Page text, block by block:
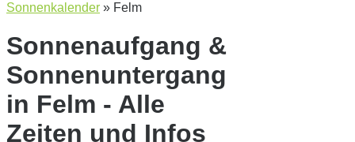
Sonnenkalender » Felm
Sonnenaufgang &
Sonnenuntergang
in Felm - Alle
Zeiten und Infos